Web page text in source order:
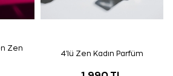
Zen
4'lü Zen Kadın Parfüm